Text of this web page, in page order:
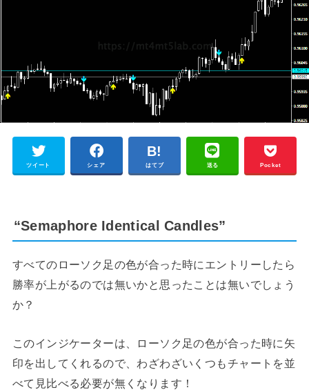
ツイート シェア はてブ 送る Pocket
“Semaphore Identical Candles”
すべてのローソク足の色が合った時にエントリーしたら
勝率が上がるのでは無いかと思ったことは無いでしょう
か？
このインジケーターは、ローソク足の色が合った時に矢
印を出してくれるので、わざわざいくつもチャートを並
べて見比べる必要が無くなります！